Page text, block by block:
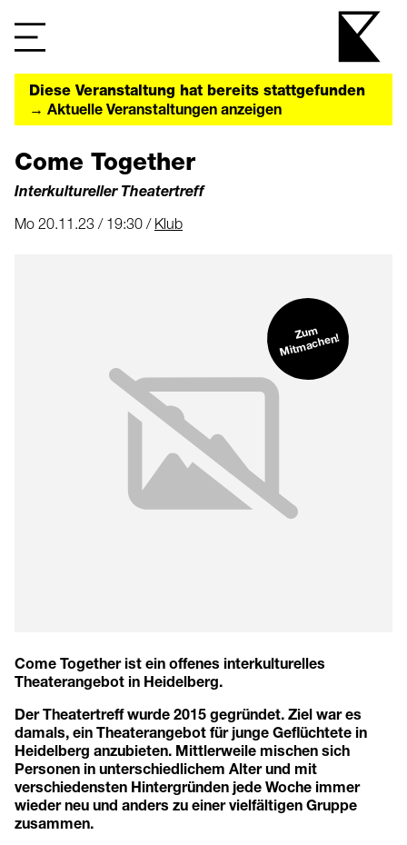
Diese Veranstaltung hat bereits stattgefunden
→ Aktuelle Veranstaltungen anzeigen
Come Together
Interkultureller Theatertreff
Mo 20.11.23 / 19:30 / Klub
Zu
m
Mit
machen!
Come Together ist ein offenes interkulturelles
Theaterangebot in Heidelberg.
Der Theatertreff wurde 2015 gegründet. Ziel war es
damals, ein Theaterangebot für junge Geflüchtete in
Heidelberg anzubieten. Mittlerweile mischen sich
Personen in unterschiedlichem Alter und mit
verschiedensten Hintergründen jede Woche immer
wieder neu und anders zu einer vielfältigen Gruppe
zusammen.